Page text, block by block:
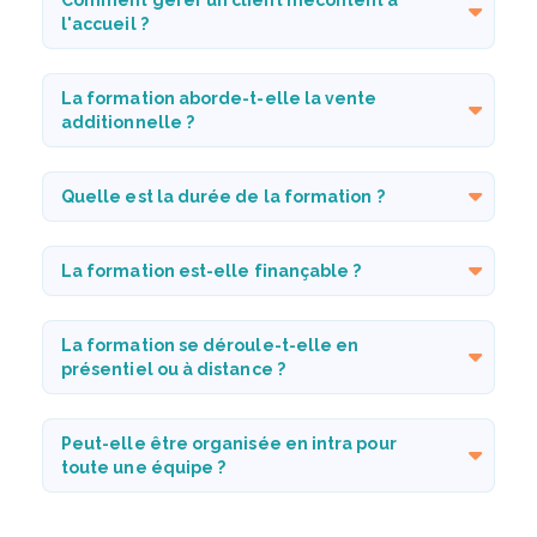
l'accueil ?
La formation aborde-t-elle la vente
additionnelle ?
Quelle est la durée de la formation ?
La formation est-elle finançable ?
La formation se déroule-t-elle en
présentiel ou à distance ?
Peut-elle être organisée en intra pour
toute une équipe ?